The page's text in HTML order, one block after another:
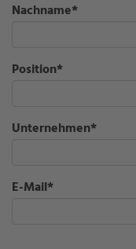
Nachname*
Position*
Unternehmen*
E-Mail*